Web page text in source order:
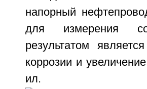
напорный
для измерения
результатом
коррозии и
ил.